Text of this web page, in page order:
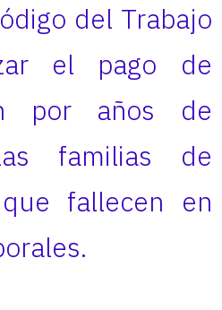
del Trabajo
el pago de
por años de
familias de
fallecen en